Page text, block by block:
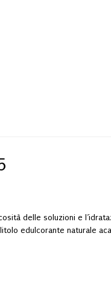
delle soluzioni e
edulcorante naturale